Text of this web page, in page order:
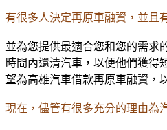
有很多人決定再原車融資，並且
並為您提供最適合您和您的需求
時間內還清汽車，以便他們獲得
望為高雄汽車借款再原車融資，
現在，儘管有很多充分的理由為